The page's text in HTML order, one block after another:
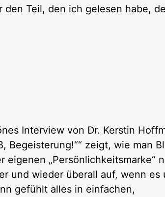
Teil, den ich gelesen habe,
Interview von Dr. Kerstin
Begeisterung!““ zeigt, wie man
„Persönlichkeitsmarke“
und wieder überall auf, wenn es
gefühlt alles in einfachen,